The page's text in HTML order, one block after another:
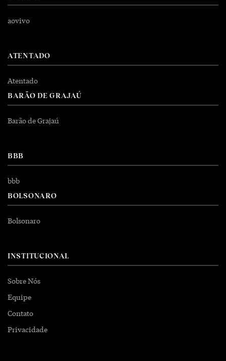
aovivo
ATENTADO
Atentado
BARÃO DE GRAJAÚ
Barão de Grajaú
BBB
bbb
BOLSONARO
Bolsonaro
INSTITUCIONAL
Sobre Nós
Equipe
Contato
Privacidade